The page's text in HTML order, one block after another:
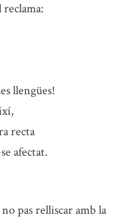
llengües!
recta
afectat.
pas relliscar amb la